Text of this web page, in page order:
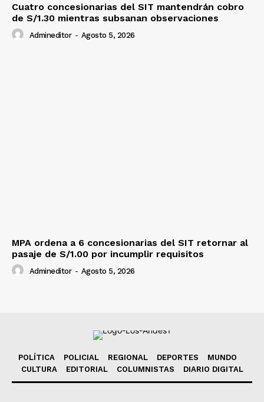
Cuatro concesionarias del SIT mantendrán cobro
de S/1.30 mientras subsanan observaciones
Admineditor - Agosto 5, 2026
MPA ordena a 6 concesionarias del SIT retornar al
pasaje de S/1.00 por incumplir requisitos
Admineditor - Agosto 5, 2026
POLÍTICA POLICIAL REGIONAL DEPORTES
MUNDO
CULTURA
EDITORIAL COLUMNISTAS DIARIO DIGITAL